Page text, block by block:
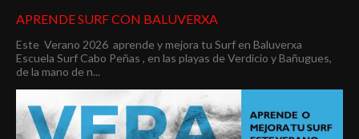
APRENDE SURF CON BALUVERXA
Este Verano 2026 aprende y mejora tu Surf en Baluverxa
Escuela Surf Cabo Peñas , en las playas de Verdicio y Bañugues,
de la mano de n...